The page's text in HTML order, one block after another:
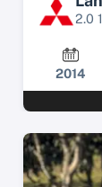
2.0
2014